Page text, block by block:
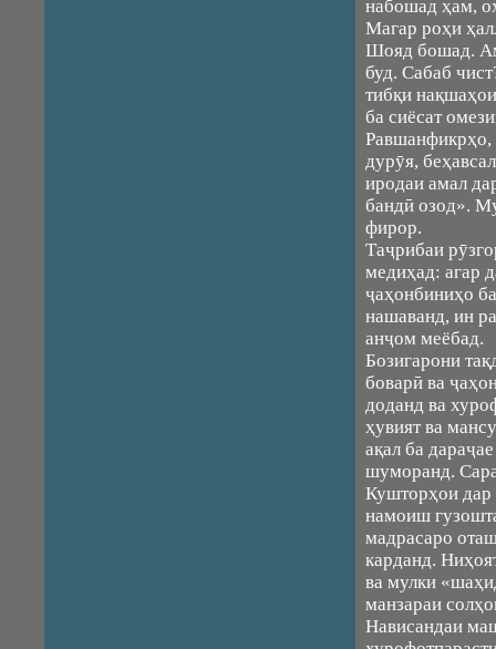
набошад ҳам,
Магар роҳи
Шояд бошад.
буд. Сабаб
тибқи
ба сиёсат
Равшанфикрҳо,
дурӯя,
иродаи амал
бандӣ озод».
фирор.
Таҷрибаи
медиҳад: агар
ҷаҳонбиниҳо
нашаванд, ин
анҷом меёбад.
Бозигарони
боварӣ ва
доданд ва
ҳувият ва
ақал ба
шуморанд.
Кушторҳои дар
намоиш
мадрасаро
карданд.
ва мулки
манзараи
Нависандаи